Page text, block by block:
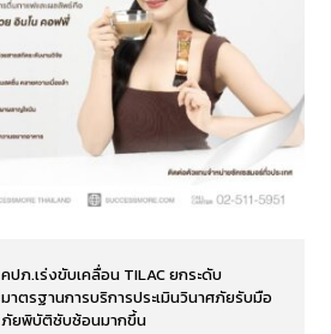
คปภ.เร่งขับเคลื่อน TILAC ยกระดับ
มาตรฐานการบริการประเมินวินาศภัยรับมือ
ภัยพิบัติซับซ้อนมากขึ้น